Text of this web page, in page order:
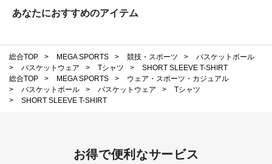
あなたにおすすめのアイテム
総合TOP > MEGA SPORTS > 競技・スポーツ >
バスケットボール
>
バスケットウェア > Tシャツ >
SHORT SLEEVE T-SHIRT
総合TOP
> MEGA SPORTS >
ウェア・スポーツ・カジュアル
>
バスケットボール > バスケットウェア >
Tシャツ
>
SHORT SLEEVE T-SHIRT
お得で便利なサービス